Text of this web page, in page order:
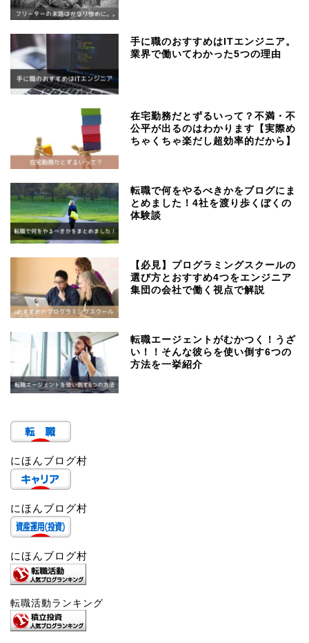
手に職のおすすめはITエンジニア。
業界で働いてわかった5つの理由
在宅勤務だとずるいって？不満・不
公平が出るのはわかります【実際め
ちゃくちゃ楽だし超効率的だから】
転職で何をやるべきかをブログにま
とめました！4社を渡り歩くぼくの
体験談
【必見】プログラミングスクールの
選び方とおすすめ4つをエンジニア
集団の会社で働く視点で解説
転職エージェントがむかつく！うざ
い！！そんな彼らを使い倒す6つの
方法を一挙紹介
にほんブログ村
にほんブログ村
にほんブログ村
転職活動ランキング